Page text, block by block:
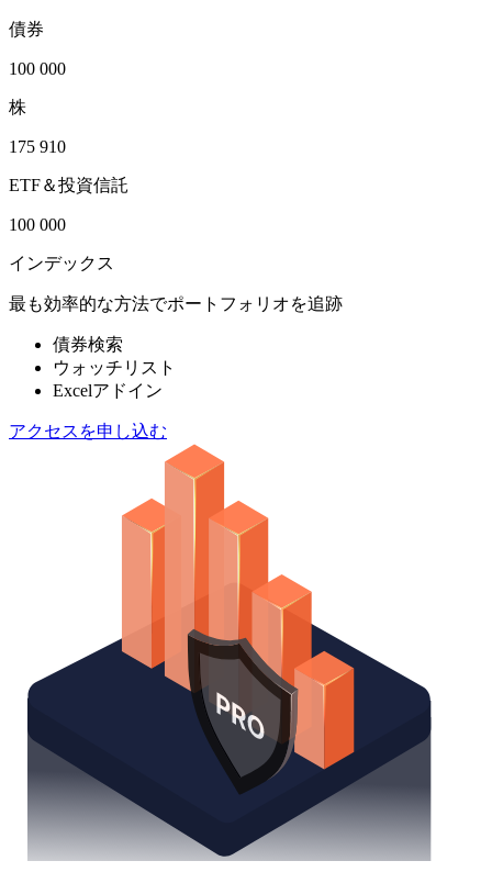
債券
100 000
株
175 910
ETF＆投資信託
100 000
インデックス
最も効率的な方法でポートフォリオを追跡
債券検索
ウォッチリスト
Excelアドイン
アクセスを申し込む